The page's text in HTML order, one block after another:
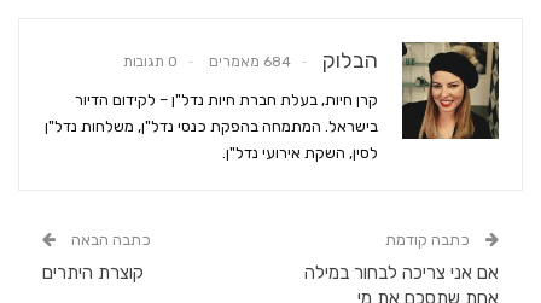
הבלוק 684 מאמרים 0 תגובות
קרן חיות, בעלת חברת חיות נדל"ן – לקידום הדיור
בישראל. המתמחה בהפקת כנסי נדל"ן, משלחות נדל"ן
לסין, השקת אירועי נדל"ן.
כתבה קודמת
אם אני צריכה לבחור במילה
אחת שתסכם את מי
כתבה הבאה
קוצרת היתרים